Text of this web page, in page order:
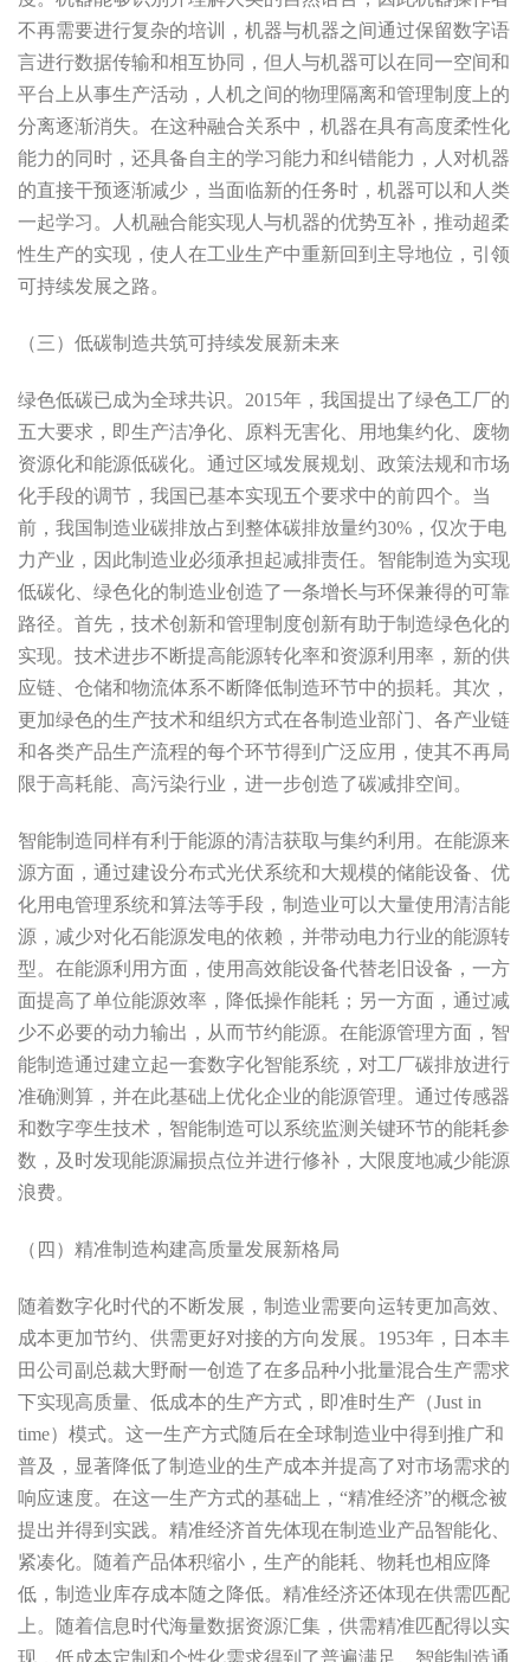
不再需要进行复杂的培训，机器与机器之间通过保留数字语
言进行数据传输和相互协同，但人与机器可以在同一空间和
平台上从事生产活动，人机之间的物理隔离和管理制度上的
分离逐渐消失。在这种融合关系中，机器在具有高度柔性化
能力的同时，还具备自主的学习能力和纠错能力，人对机器
的直接干预逐渐减少，当面临新的任务时，机器可以和人类
一起学习。人机融合能实现人与机器的优势互补，推动超柔
性生产的实现，使人在工业生产中重新回到主导地位，引领
可持续发展之路。
（三）低碳制造共筑可持续发展新未来
绿色低碳已成为全球共识。2015年，我国提出了绿色工厂的
五大要求，即生产洁净化、原料无害化、用地集约化、废物
资源化和能源低碳化。通过区域发展规划、政策法规和市场
化手段的调节，我国已基本实现五个要求中的前四个。当
前，我国制造业碳排放占到整体碳排放量约30%，仅次于电
力产业，因此制造业必须承担起减排责任。智能制造为实现
低碳化、绿色化的制造业创造了一条增长与环保兼得的可靠
路径。首先，技术创新和管理制度创新有助于制造绿色化的
实现。技术进步不断提高能源转化率和资源利用率，新的供
应链、仓储和物流体系不断降低制造环节中的损耗。其次，
更加绿色的生产技术和组织方式在各制造业部门、各产业链
和各类产品生产流程的每个环节得到广泛应用，使其不再局
限于高耗能、高污染行业，进一步创造了碳减排空间。
智能制造同样有利于能源的清洁获取与集约利用。在能源来
源方面，通过建设分布式光伏系统和大规模的储能设备、优
化用电管理系统和算法等手段，制造业可以大量使用清洁能
源，减少对化石能源发电的依赖，并带动电力行业的能源转
型。在能源利用方面，使用高效能设备代替老旧设备，一方
面提高了单位能源效率，降低操作能耗；另一方面，通过减
少不必要的动力输出，从而节约能源。在能源管理方面，智
能制造通过建立起一套数字化智能系统，对工厂碳排放进行
准确测算，并在此基础上优化企业的能源管理。通过传感器
和数字孪生技术，智能制造可以系统监测关键环节的能耗参
数，及时发现能源漏损点位并进行修补，大限度地减少能源
浪费。
（四）精准制造构建高质量发展新格局
随着数字化时代的不断发展，制造业需要向运转更加高效、
成本更加节约、供需更好对接的方向发展。1953年，日本丰
田公司副总裁大野耐一创造了在多品种小批量混合生产需求
下实现高质量、低成本的生产方式，即准时生产（Just in
time）模式。这一生产方式随后在全球制造业中得到推广和
普及，显著降低了制造业的生产成本并提高了对市场需求的
响应速度。在这一生产方式的基础上，“精准经济”的概念被
提出并得到实践。精准经济首先体现在制造业产品智能化、
紧凑化。随着产品体积缩小，生产的能耗、物耗也相应降
低，制造业库存成本随之降低。精准经济还体现在供需匹配
上。随着信息时代海量数据资源汇集，供需精准匹配得以实
现，低成本定制和个性化需求得到了普遍满足。智能制造通